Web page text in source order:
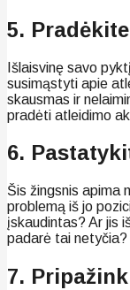
5.
Išlaisvinę savo
susimąstyti apie
skausmas ir
pradėti atleidimo
6.
Šis žingsnis apima
problemą iš jo
įskaudintas? Ar jis
padarė tai netyčia?
7.